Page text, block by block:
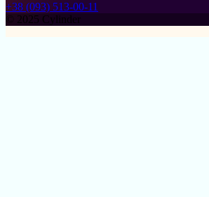
+38 (093) 513-00-11
© 2025 Cylinder